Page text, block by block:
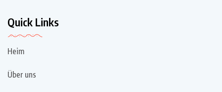
Quick Links
Heim
Über uns